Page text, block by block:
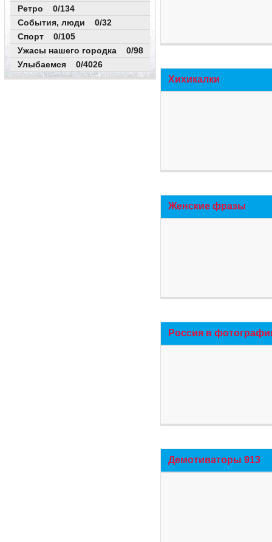
Ретро 0/134
События, люди 0/32
Спорт 0/105
Ужасы нашего городка 0/98
Улыбаемся 0/4026
Хихикалки
Женские фразы
Россия в
Демотиваторы 913